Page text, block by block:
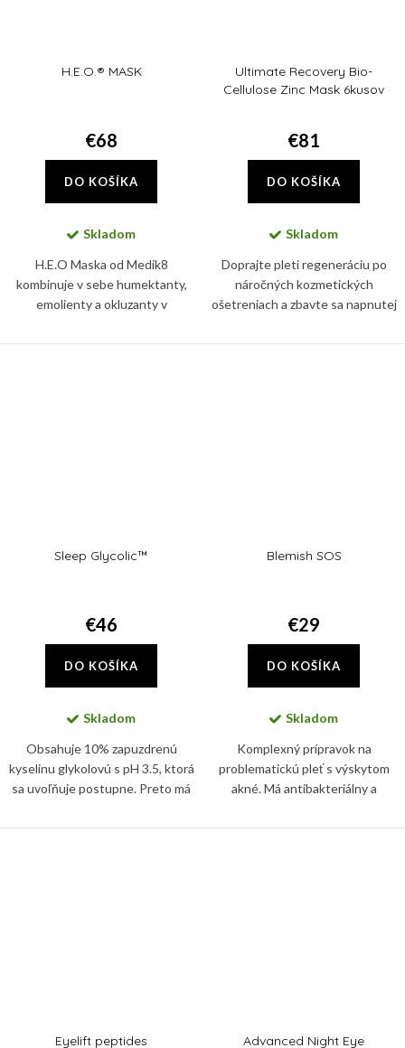
H.E.O.® MASK
€68
DO KOŠÍKA
Skladom
H.E.O Maska od Medik8
kombinuje v sebe humektanty,
emolienty a okluzanty v
Ultimate Recovery Bio-
Cellulose Zinc Mask 6kusov
€81
DO KOŠÍKA
Skladom
Doprajte pleti regeneráciu po
náročných kozmetických
ošetreniach a zbavte sa napnutej
Sleep Glycolic™
€46
DO KOŠÍKA
Skladom
Obsahuje 10% zapuzdrenú
kyselinu glykolovú s pH 3.5, ktorá
sa uvoľňuje postupne. Preto má
Blemish SOS
€29
DO KOŠÍKA
Skladom
Komplexný prípravok na
problematickú pleť s výskytom
akné. Má antibakteriálny a
Eyelift peptides Advanced Night Eye